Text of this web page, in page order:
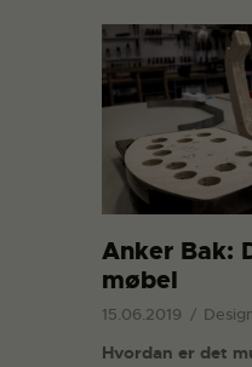
Anker Bak:
møbel
15.06.2019
Hvordan er det